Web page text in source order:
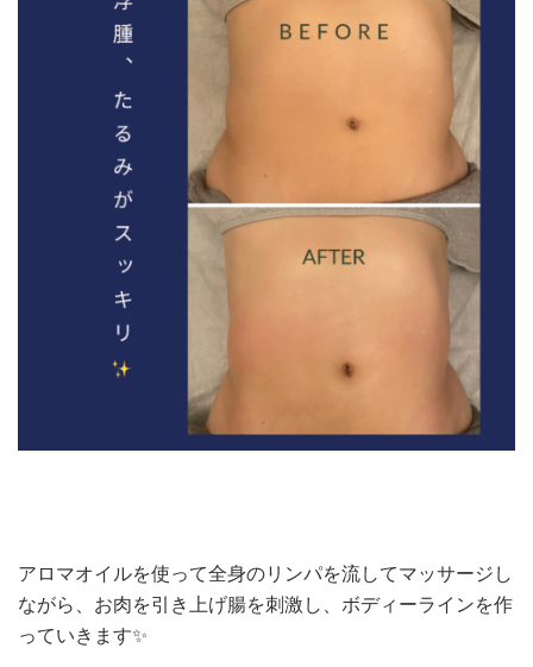
アロマオイルを使って全身のリンパを流してマッサージし
ながら、お肉を引き上げ腸を刺激し、ボディーラインを作
っていきます✨